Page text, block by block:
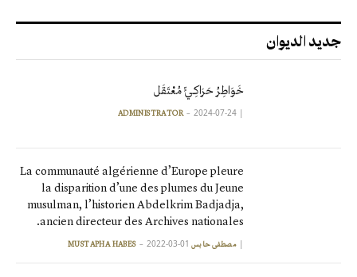
جديد الديوان
خَوَاطِرُ حَرَاكِـيٍّ مُعْتَقَل
|
ADMINISTRATOR 2024-07-24
La communauté algérienne d’Europe pleure
la disparition d’une des plumes du Jeune
musulman, l’historien Abdelkrim Badjadja,
ancien directeur des Archives nationales.
| مصطفى حابس MUSTAPHA HABES 2022-03-01